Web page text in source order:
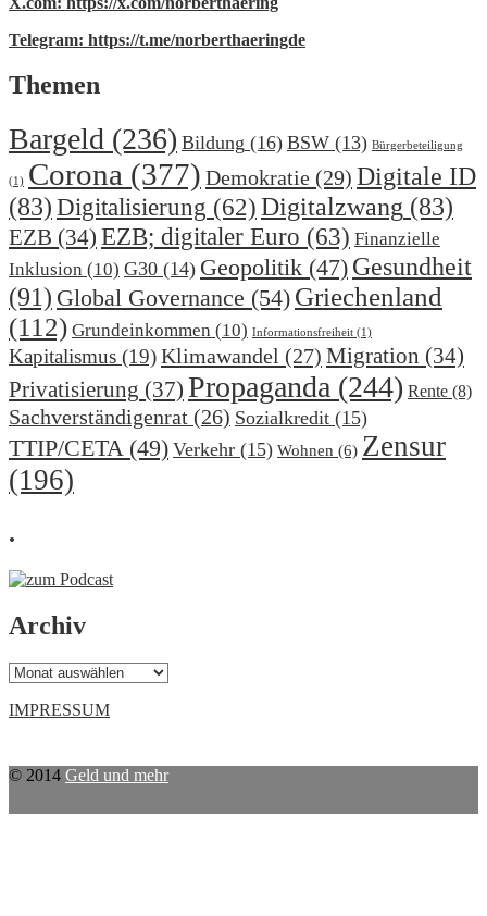
Telegram: https://t.me/norberthaeringde
Themen
Bargeld (236) Bildung (16) BSW (13) Bürgerbeteiligung
(1) Corona (377) Demokratie (29) Digitale ID
(83) Digitalisierung (62) Digitalzwang (83)
EZB (34) EZB; digitaler Euro (63) Finanzielle
Inklusion (10) G30 (14) Geopolitik (47) Gesundheit
(91) Global Governance (54) Griechenland
(112) Grundeinkommen (10) Informationsfreiheit (1)
Kapitalismus (19)Klimawandel (27) Migration (34)
Privatisierung (37) Propaganda (244) Rente (8)
Sachverständigenrat (26) Sozialkredit (15)
TTIP/CETA(49) Verkehr (15) Wohnen (6) Zensur
(196)
.
Archiv
Archiv
IMPRESSUM
© 2014 Geld und mehr